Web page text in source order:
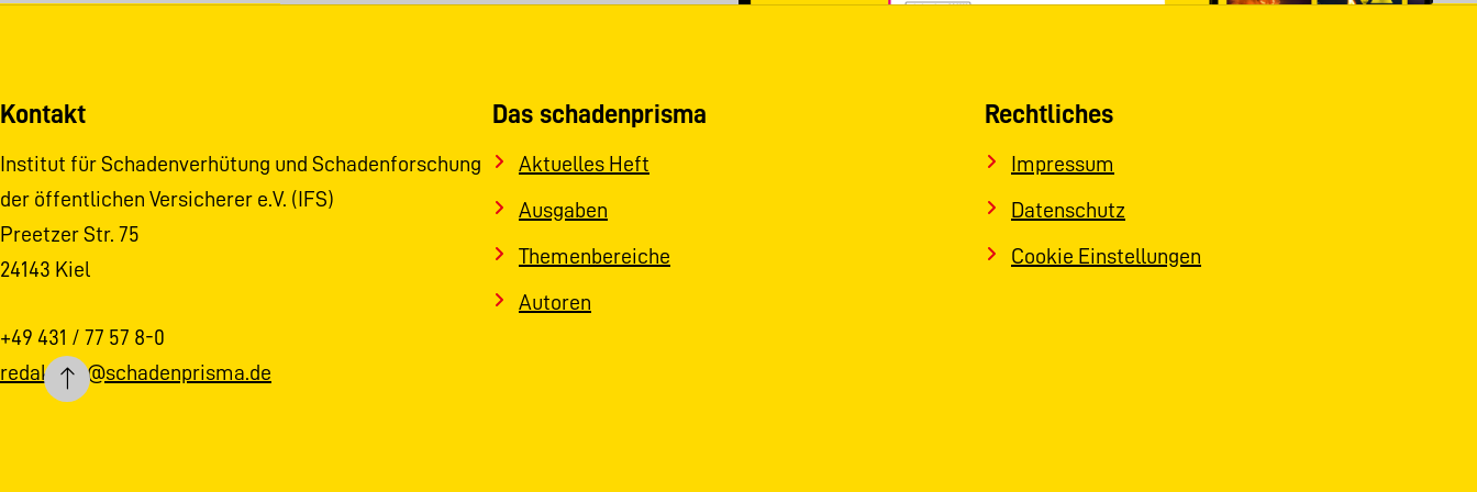
Kontakt
Institut für Schadenverhütung und Schadenforschung
der öffentlichen Versicherer e.V. (IFS)
Preetzer Str. 75
24143 Kiel
+49 431 / 77 57 8-0
redaktion@schadenprisma.de
Das schadenprisma
Aktuelles Heft
Ausgaben
Themenbereiche
Autoren
Rechtliches
Impressum
Datenschutz
Cookie Einstellungen